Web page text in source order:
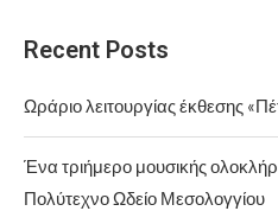
Recent Posts
Ωράριο λειτουργίας έκθεσης
Ένα τριήμερο μουσικής
Πολύτεχνο Ωδείο Μεσολογγίου